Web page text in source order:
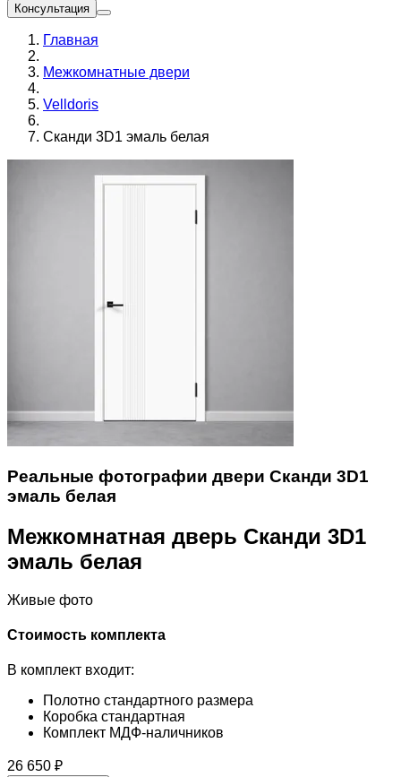
Консультация
Главная
Межкомнатные двери
Velldoris
Сканди 3D1 эмаль белая
Реальные фотографии двери Сканди 3D1
эмаль белая
Межкомнатная дверь Сканди 3D1
эмаль белая
Живые фото
Стоимость комплекта
В комплект входит:
Полотно стандартного размера
Коробка стандартная
Комплект МДФ-наличников
26 650 ₽